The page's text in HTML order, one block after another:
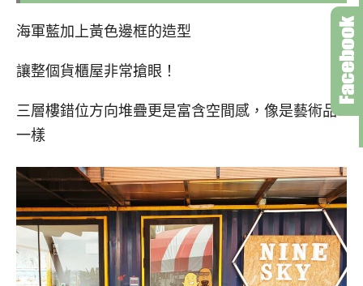
海軍藍加上黃色邊框的造型
讓整個貨櫃屋非常搶眼！
三層樓錯位方向堆疊更是富含空間感，像是藝術品
一樣